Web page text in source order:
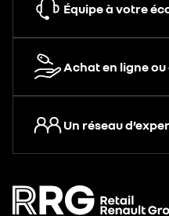
Équipe à votre
Achat en ligne
Un réseau